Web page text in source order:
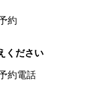
ください